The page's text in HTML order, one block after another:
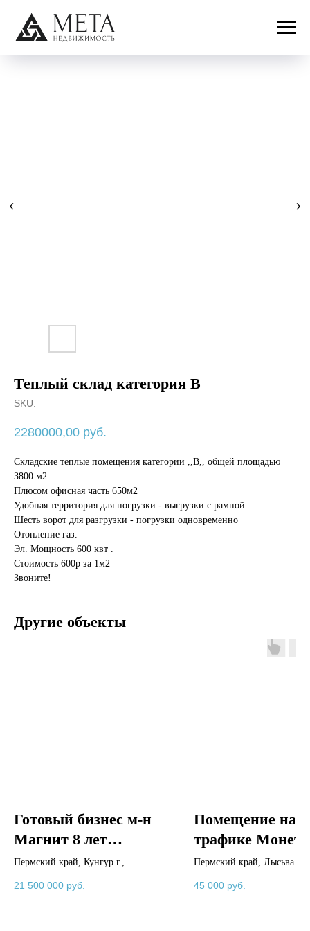
Теплый склад категория В
SKU:
2280000,00 руб.
Складские теплые помещения категории ,,В,, общей площадью
3800 м2.
Плюсом офисная часть 650м2
Удобная территория для погрузки - выгрузки с рампой .
Шесть ворот для разгрузки - погрузки одновременно
Отопление газ.
Эл. Мощность 600 квт .
Стоимость 600р за 1м2
Звоните!
Другие объекты
Готовый бизнес м-н
Магнит 8 лет
окупаемость
Пермский край, Кунгур г.,
21 500 000 руб.
Помещение на
трафике
45м2
Пермский край, Лысьва г.,
45 000 руб.